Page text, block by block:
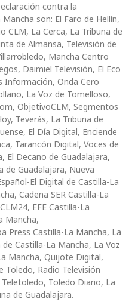
contra la
son: El Faro de Hellín,
CLM, La Cerca, La Tribuna de
de Almansa, Televisión de
Mancha Centro
Daimiel Televisión, El Eco
Información, Onda Cero
La Voz de Tomelloso,
ObjetivoCLM, Segmentos
Teverás, La Tribuna de
El Día Digital, Enciende
Tarancón Digital, Voces de
El Decano de Guadalajara,
de Guadalajara, Nueva
El Digital de Castilla-La
Cadena SER Castilla-La
EFE Castilla-La
Mancha,
Press Castilla-La Mancha, La
Castilla-La Mancha, La Voz
Mancha, Quijote Digital,
Toledo, Radio Televisión
Toledo Diario, La
de Guadalajara.